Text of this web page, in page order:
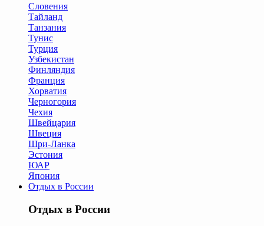
Словения
Тайланд
Танзания
Тунис
Турция
Узбекистан
Финляндия
Франция
Хорватия
Черногория
Чехия
Швейцария
Швеция
Шри-Ланка
Эстония
ЮАР
Япония
Отдых в России
Отдых в России